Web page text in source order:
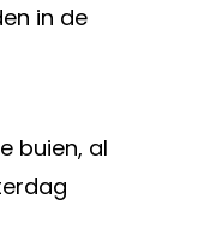
in de
buien, al